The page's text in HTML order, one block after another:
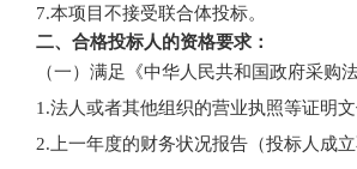
7.本项目不接受联合体投标。
二、合格投标人的资格要求：
（一）满足《中华人民共和国政府采购
1.法人或者其他组织的营业执照等证明
2.上一年度的财务状况报告（投标人成